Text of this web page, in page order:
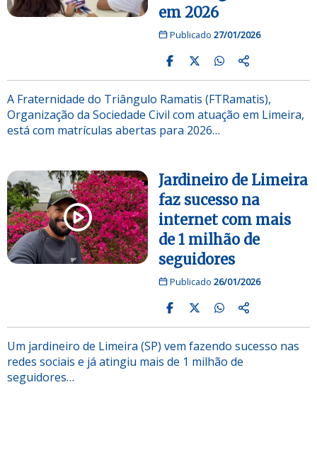
em 2026
Publicado 27/01/2026
A Fraternidade do Triângulo Ramatis (FTRamatis),
Organização da Sociedade Civil com atuação em Limeira,
está com matrículas abertas para 2026…
Jardineiro de Limeira
faz sucesso na
internet com mais
de 1 milhão de
seguidores
Publicado 26/01/2026
Um jardineiro de Limeira (SP) vem fazendo sucesso nas
redes sociais e já atingiu mais de 1 milhão de
seguidores…